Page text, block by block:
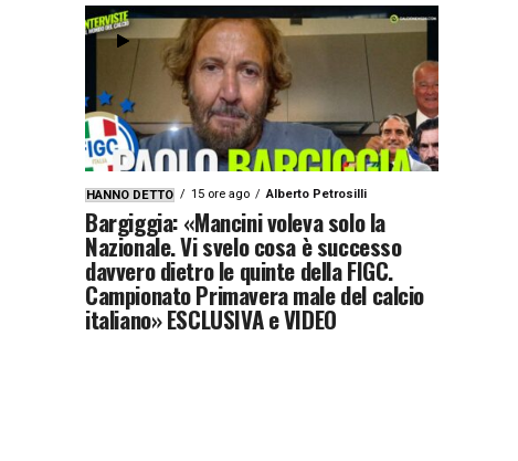
HANNO DETTO 15 ore ago Alberto Petrosilli
Bargiggia: «Mancini voleva solo la
Nazionale. Vi svelo cosa è successo
davvero dietro le quinte della FIGC.
Campionato Primavera male del calcio
italiano» ESCLUSIVA e VIDEO